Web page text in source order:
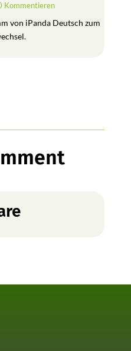
Kommentieren
von iPanda Deutsch zum